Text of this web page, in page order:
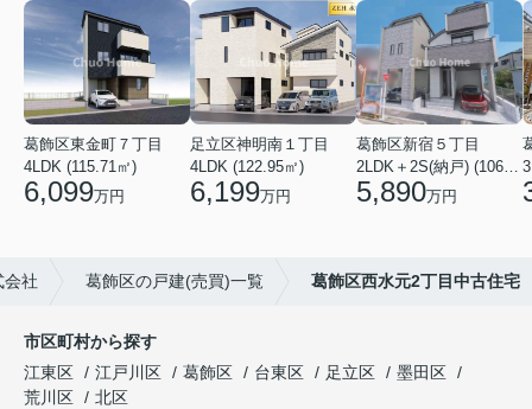
葛飾区東金町７丁目
4LDK (115.71㎡)
6,099万円
足立区神明南１丁目
4LDK (122.95㎡)
6,199万円
葛飾区新宿５丁目
2LDK＋2S(納戸) (106.19㎡)
5,890万円
会社 葛飾区の戸建(売買)一覧 葛飾区西水元2丁目中古住宅
市区町村から探す
江東区
江戸川区 葛飾区 台東区 足立区
墨田区
荒川区
北区